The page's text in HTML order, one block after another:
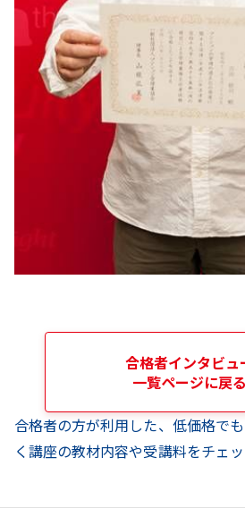
合格者インタビュ
一覧ページに戻る
合格者の方が利用した、低価格で
く講座の教材内容や受講料をチェッ